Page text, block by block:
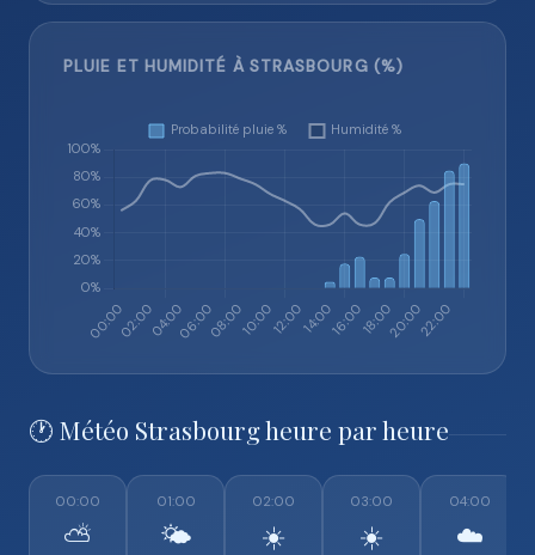
PLUIE ET HUMIDITÉ À STRASBOURG (%)
🕐 Météo Strasbourg heure par heure
00:00
⛅
01:00
🌤️
02:00
☀️
03:00
☀️
04:00
☁️